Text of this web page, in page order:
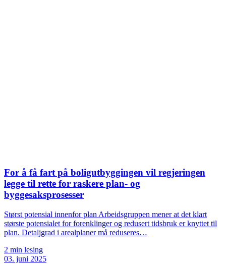
For å få fart på boligutbyggingen vil regjeringen
legge til rette for raskere plan- og
byggesaksprosesser
Størst potensial innenfor plan Arbeidsgruppen mener at det klart
største potensialet for forenklinger og redusert tidsbruk er knyttet til
plan. Detaljgrad i arealplaner må reduseres…
2 min lesing
03. juni 2025